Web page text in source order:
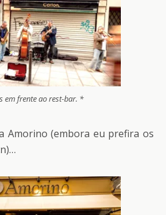
em frente ao rest-bar. *
Amorino (embora eu prefira os